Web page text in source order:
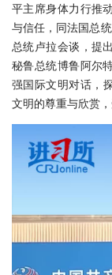
平主席身体力行推
与信任，同法国总
总统卢拉会谈，提
秘鲁总统博鲁阿尔
强国际文明对话，
文明的尊重与欣赏